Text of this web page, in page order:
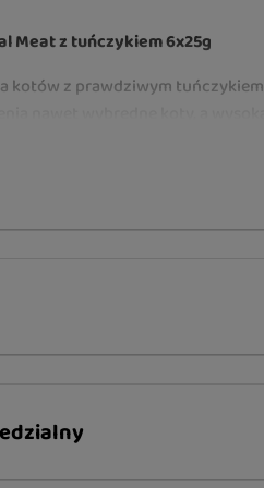
Meat z tuńczykiem 6x25g
kotów z prawdziwym
nawodnienie organizmu.
codzienne nawodnienie
konsystencja uwielbiana
smakowita przekąska lub